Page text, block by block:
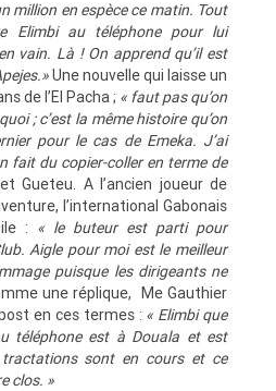
million en espèce ce matin. Tout
Elimbi au téléphone pour lui
vain. Là ! On apprend qu’il est
Une nouvelle qui laisse un
de l’El Pacha ; « faut pas qu’on
; c’est la même histoire qu’on
pour le cas de Emeka. J’ai
fait du copier-coller en terme de
Gueteu. A l’ancien joueur de
l’international Gabonais
: « le buteur est parti pour
Aigle pour moi est le meilleur
puisque les dirigeants ne
une réplique, Me Gauthier
en ces termes : « Elimbi que
téléphone est à Douala et est
sont en cours et ce
clos. »